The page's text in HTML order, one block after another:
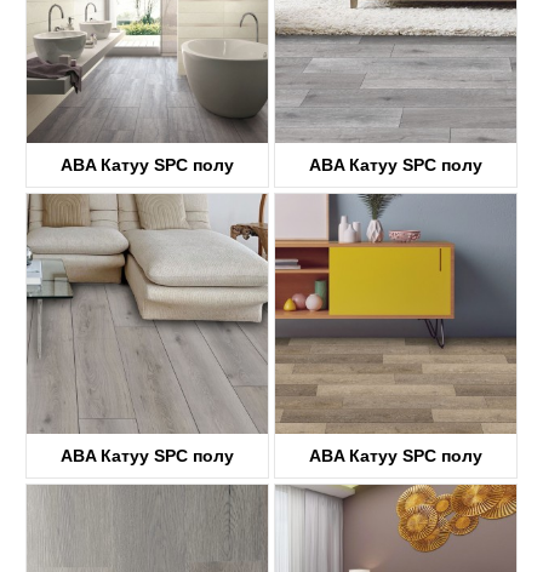
ABA Катуу SPC полу
KTV8035
ABA Катуу SPC полу
KTV4058
ABA Катуу SPC полу
KTV8036
ABA Катуу SPC полу
KTV8029